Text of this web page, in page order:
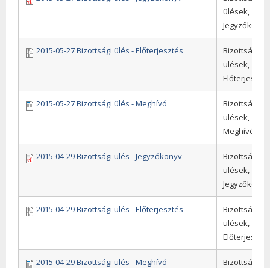
ülések,
2015-05-27 Bizottsági ülés - Előterjesztés
Bizottsági
ülések,
2015-05-27 Bizottsági ülés - Meghívó
Bizottsági
ülések,
Meghívók
2015-04-29 Bizottsági ülés - Jegyzőkönyv
Bizottsági
ülések,
2015-04-29 Bizottsági ülés - Előterjesztés
Bizottsági
ülések,
2015-04-29 Bizottsági ülés - Meghívó
Bizottsági